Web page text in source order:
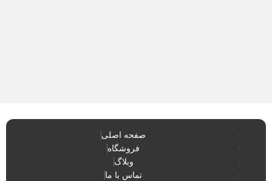
صفحه اصلی
فروشگاه
وبلاگ
تماس با ما